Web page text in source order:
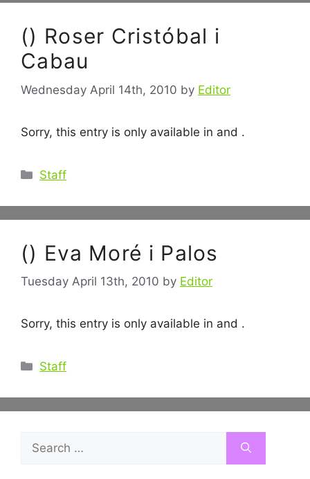
() Roser Cristóbal i
Cabau
Wednesday April 14th, 2010 by Editor
Sorry, this entry is only available in and .
Categories
Staff
() Eva Moré i Palos
Tuesday April 13th, 2010 by Editor
Sorry, this entry is only available in and .
Categories
Staff
Search
for: